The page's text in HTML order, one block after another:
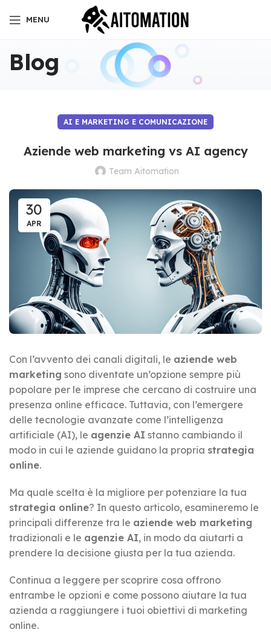
MENU
Blog
AI E MARKETING E COMUNICAZIONE
Aziende web marketing vs AI agency
Team Aitomation
30
APR
Con l’avvento dei canali digitali, le aziende web
marketing sono diventate un’opzione sempre più
popolare per le imprese che cercano di costruire una
presenza online efficace. Tuttavia, con l’emergere
delle tecnologie avanzate come l’intelligenza
artificiale (AI), le agenzie AI stanno cambiando il
modo in cui le aziende guidano la propria strategia
online.
Ma quale scelta è la migliore per potenziare la tua
strategia online? In questo articolo, esamineremo le
principali differenze tra le aziende web marketing
tradizionali e le agenzie AI, in modo da aiutarti a
prendere la decisione giusta per la tua azienda.
Continua a leggere per scoprire cosa offrono
entrambe le opzioni e come possono aiutare la tua
azienda a raggiungere i tuoi obiettivi di marketing
online.